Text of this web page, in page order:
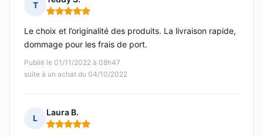
T
Note : 5 sur 5
Publié le 01/11/2022 à 08h47
suite à un achat du 04/10/2022
Le choix et l’originalité des produits. La livraison rapide,
dommage pour les frais de port.
L
Laura B.
Note : 5 sur 5